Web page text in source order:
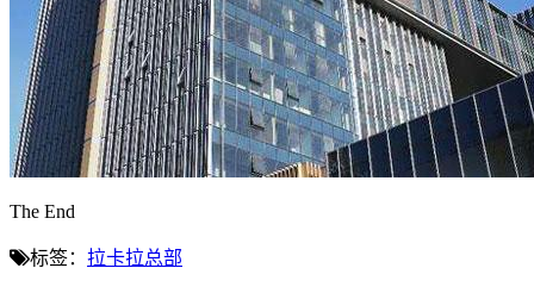
The End
标签： 拉卡拉总部